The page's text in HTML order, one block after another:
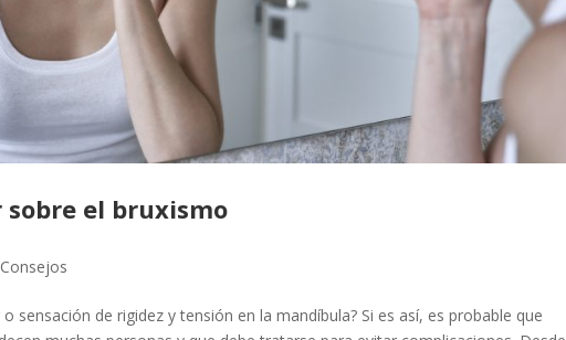
sobre el bruxismo
Consejos
sensación de rigidez y tensión en la mandíbula? Si es así, es probable que